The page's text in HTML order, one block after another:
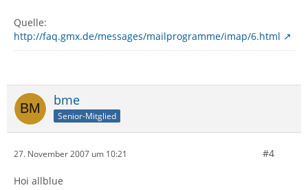
Quelle:
http://faq.gmx.de/messages/mailprogramme/imap/6.html
bme
Senior-Mitglied
27. November 2007 um 10:21 #4
Hoi allblue